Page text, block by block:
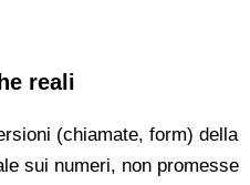
reali
(chiamate, form) della
sui numeri, non promesse